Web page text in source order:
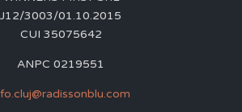
J12/3003/01.10.2015
CUI 35075642
ANPC 0219551